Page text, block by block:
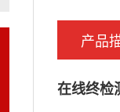
产品
在线终检